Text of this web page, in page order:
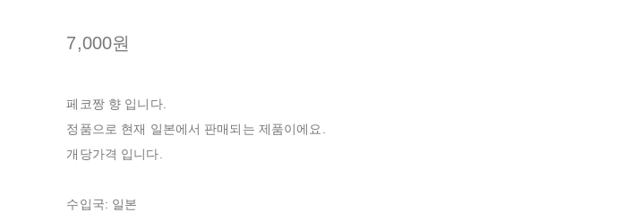
7,000원
페코짱 향 입니다.
정품으로 현재 일본에서 판매되는 제품이에요.
개당가격 입니다.
수입국: 일본